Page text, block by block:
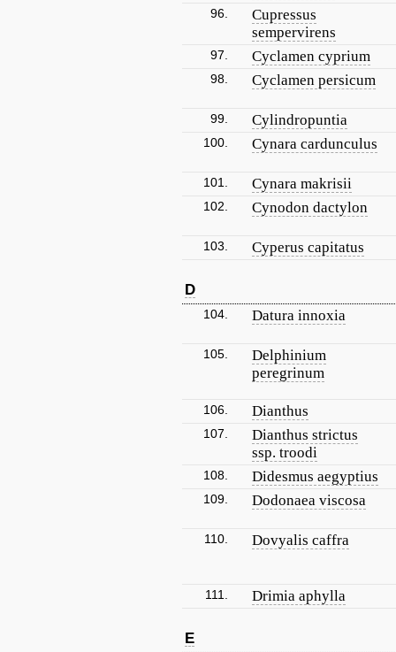
96.
Cupressus
sempervirens
97. Cyclamen cyprium
98. Cyclamen persicum
99. Cylindropuntia
100. Cynara cardunculus
101. Cynara makrisii
102. Cynodon dactylon
103. Cyperus capitatus
D
104. Datura innoxia
105.
Delphinium
peregrinum
106. Dianthus
107.
Dianthus strictus
ssp. troodi
108. Didesmus aegyptius
109. Dodonaea viscosa
110. Dovyalis caffra
111. Drimia aphylla
E